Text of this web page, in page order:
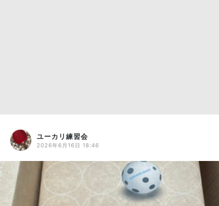
ユーカリ練習会
2026年6月16日 18:46